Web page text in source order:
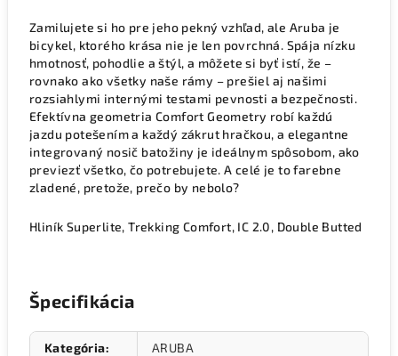
Zamilujete si ho pre jeho pekný vzhľad, ale Aruba je
bicykel, ktorého krása nie je len povrchná. Spája nízku
hmotnosť, pohodlie a štýl, a môžete si byť istí, že –
rovnako ako všetky naše rámy – prešiel aj našimi
rozsiahlymi internými testami pevnosti a bezpečnosti.
Efektívna geometria Comfort Geometry robí každú
jazdu potešením a každý zákrut hračkou, a elegantne
integrovaný nosič batožiny je ideálnym spôsobom, ako
previezť všetko, čo potrebujete. A celé je to farebne
zladené, pretože, prečo by nebolo?
Hliník Superlite, Trekking Comfort, IC 2.0, Double Butted
Špecifikácia
Kategória: ARUBA